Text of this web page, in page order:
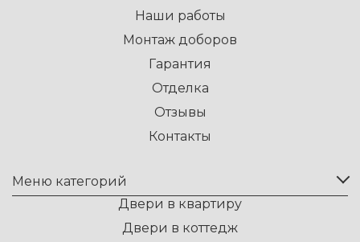
Наши работы
Монтаж доборов
Гарантия
Отделка
Отзывы
Контакты
Меню категорий
Двери в квартиру
Двери в коттедж